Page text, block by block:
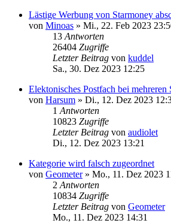
Lästige Werbung von Starmoney
von Minoas » Mi., 22. Feb 2023
13 Antworten
26404 Zugriffe
Letzter Beitrag von kuddel
Sa., 30. Dez 2023 12:25
Elektonisches Postfach bei mehreren
von Harsum » Di., 12. Dez 2023
1 Antworten
10823 Zugriffe
Letzter Beitrag von audiolet
Di., 12. Dez 2023 13:21
Kategorie wird falsch zugeordnet
von Geometer» Mo., 11. Dez 2023
2 Antworten
10834 Zugriffe
Letzter Beitrag von Geometer
Mo., 11. Dez 2023 14:31